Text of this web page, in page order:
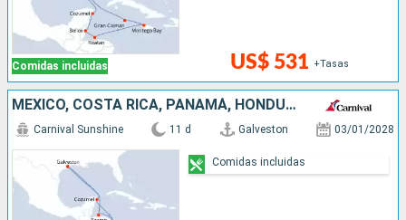
Comidas incluidas US$ 531 +Tasas
MÉXICO, COSTA RICA, PANAMÁ, HONDURAS, ESTADOS UNIDOS
Carnival Sunshine 11 d Galveston 03/01/2028
Comidas incluidas